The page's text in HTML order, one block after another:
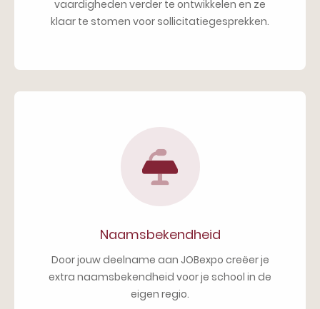
vaardigheden verder te ontwikkelen en ze
klaar te stomen voor sollicitatiegesprekken.
Naamsbekendheid
Door jouw deelname aan JOBexpo creëer je
extra naamsbekendheid voor je school in de
eigen regio.